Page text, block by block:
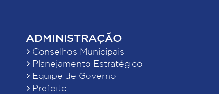
ADMINISTRAÇÃO
Conselhos Municipais
Planejamento Estratégico
Equipe de Governo
Prefeito